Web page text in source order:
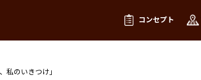
コンセプト